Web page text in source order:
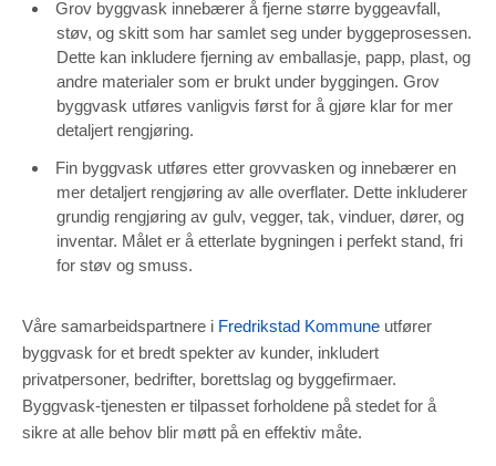
Grov byggvask innebærer å fjerne større byggeavfall,
støv, og skitt som har samlet seg under byggeprosessen.
Dette kan inkludere fjerning av emballasje, papp, plast, og
andre materialer som er brukt under byggingen. Grov
byggvask utføres vanligvis først for å gjøre klar for mer
detaljert rengjøring.
Fin byggvask utføres etter grovvasken og innebærer en
mer detaljert rengjøring av alle overflater. Dette inkluderer
grundig rengjøring av gulv, vegger, tak, vinduer, dører, og
inventar. Målet er å etterlate bygningen i perfekt stand, fri
for støv og smuss.
Våre samarbeidspartnere i Fredrikstad Kommune utfører
byggvask for et bredt spekter av kunder, inkludert
privatpersoner, bedrifter, borettslag og byggefirmaer.
Byggvask-tjenesten er tilpasset forholdene på stedet for å
sikre at alle behov blir møtt på en effektiv måte.